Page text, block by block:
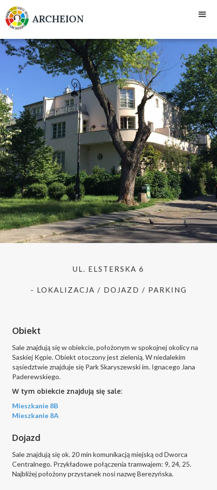
ARCHEION
UL. ELSTERSKA 6
- LOKALIZACJA / DOJAZD / PARKING
Obiekt
Sale znajdują się w obiekcie, położonym w spokojnej okolicy na
Saskiej Kępie. Obiekt otoczony jest zielenią. W niedalekim
sąsiedztwie znajduje się Park Skaryszewski im. Ignacego Jana
Paderewskiego.
W tym obiekcie znajdują się sale:
Mieszkanie 8B
Mieszkanie 8A
Dojazd
Sale znajdują się ok. 20 min komunikacją miejską od Dworca
Centralnego. Przykładowe połączenia tramwajem: 9, 24, 25.
Najbliżej położony przystanek nosi nazwę Berezyńska.